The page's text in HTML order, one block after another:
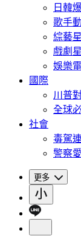
日韓
歌手
綜藝
戲劇
娛樂
國際
川普
全球
社會
毒駕
警察
更多